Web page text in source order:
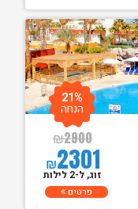
₪2900
₪2301
21%
הנחה
זוג, ל-2 לילות
פרטים